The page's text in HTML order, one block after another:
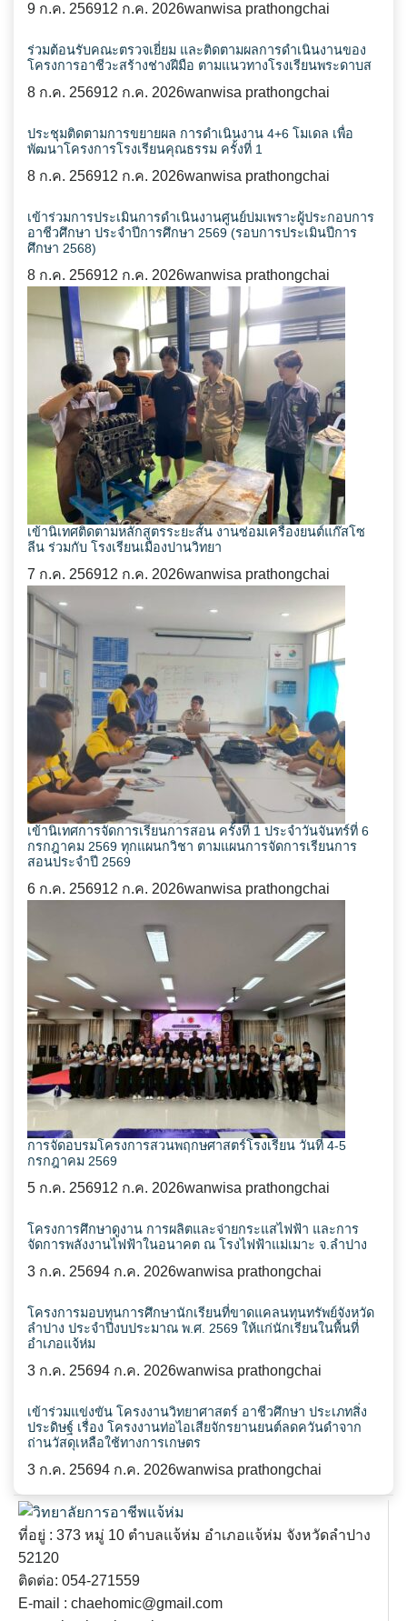
9 ก.ค. 256912 ก.ค. 2026wanwisa prathongchai
ร่วมต้อนรับคณะตรวจเยี่ยม และติดตามผลการดำเนินงานของ
โครงการอาชีวะสร้างช่างฝีมือ ตามแนวทางโรงเรียนพระดาบส
8 ก.ค. 256912 ก.ค. 2026wanwisa prathongchai
ประชุมติดตามการขยายผล การดำเนินงาน 4+6 โมเดล เพื่อ
พัฒนาโครงการโรงเรียนคุณธรรม ครั้งที่ 1
8 ก.ค. 256912 ก.ค. 2026wanwisa prathongchai
เข้าร่วมการประเมินการดำเนินงานศูนย์บ่มเพราะผู้ประกอบการ
อาชีวศึกษา ประจำปีการศึกษา 2569 (รอบการประเมินปีการ
ศึกษา 2568)
8 ก.ค. 256912 ก.ค. 2026wanwisa prathongchai
เข้านิเทศติดตามหลักสูตรระยะสั้น งานซ่อมเครื่องยนต์แก๊สโซ
ลีน ร่วมกับ โรงเรียนเมืองปานวิทยา
7 ก.ค. 256912 ก.ค. 2026wanwisa prathongchai
เข้านิเทศการจัดการเรียนการสอน ครั้งที่ 1 ประจำวันจันทร์ที่ 6
กรกฎาคม 2569 ทุกแผนกวิชา ตามแผนการจัดการเรียนการ
สอนประจำปี 2569
6 ก.ค. 256912 ก.ค. 2026wanwisa prathongchai
การจัดอบรมโครงการสวนพฤกษศาสตร์โรงเรียน วันที่ 4-5
กรกฎาคม 2569
5 ก.ค. 256912 ก.ค. 2026wanwisa prathongchai
โครงการศึกษาดูงาน การผลิตและจ่ายกระแสไฟฟ้า และการ
จัดการพลังงานไฟฟ้าในอนาคต ณ โรงไฟฟ้าแม่เมาะ จ.ลำปาง
3 ก.ค. 25694 ก.ค. 2026wanwisa prathongchai
โครงการมอบทุนการศึกษานักเรียนที่ขาดแคลนทุนทรัพย์จังหวัด
ลำปาง ประจำปีงบประมาณ พ.ศ. 2569 ให้แก่นักเรียนในพื้นที่
อำเภอแจ้ห่ม
3 ก.ค. 25694 ก.ค. 2026wanwisa prathongchai
เข้าร่วมแข่งขัน โครงงานวิทยาศาสตร์ อาชีวศึกษา ประเภทสิ่ง
ประดิษฐ์ เรื่อง โครงงานท่อไอเสียจักรยานยนต์ลดควันดำจาก
ถ่านวัสดุเหลือใช้ทางการเกษตร
3 ก.ค. 25694 ก.ค. 2026wanwisa prathongchai
ที่อยู่ : 373 หมู่ 10 ตำบลแจ้ห่ม อำเภอแจ้ห่ม จังหวัดลำปาง
52120
ติดต่อ: 054-271559
E-mail : chaehomic@gmail.com